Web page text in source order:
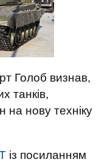
Голоб визнав,
танків,
нову техніку
із посиланням